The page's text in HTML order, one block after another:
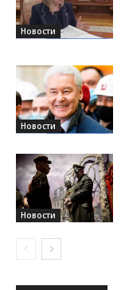
Новости
Новости
Новости